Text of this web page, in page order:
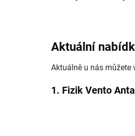
Aktuální
Aktuálně u nás můžete
1. Fizik Vento